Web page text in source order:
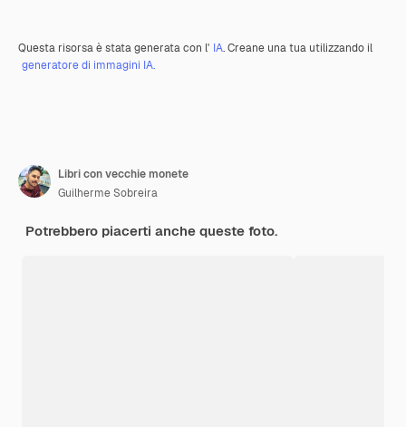
Questa risorsa è stata generata con l' IA. Creane una tua utilizzando il
generatore di immagini IA.
Libri con vecchie monete
Guilherme Sobreira
Potrebbero piacerti anche queste foto.